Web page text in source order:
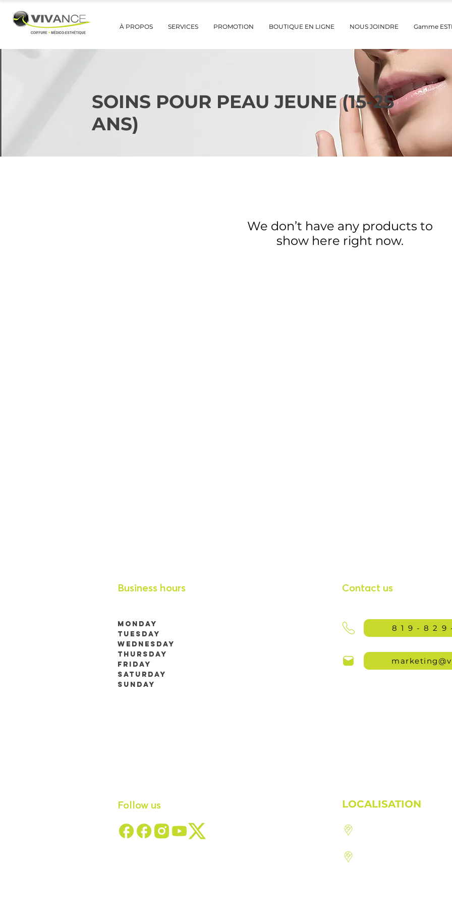
À PROPOS SERVICES PROMOTION BOUTIQUE EN LIGNE NOUS JOINDRE Gamme
SOINS POUR PEAU JEUNE (15-25
ANS)
We don’t have any products to
show here right now.
Business hours
Monday
Tuesday
Wednesday
Thursday
Friday
Saturday
Sunday
9h00 à 19h00 (RDV jusqu'à 21h)
9h00 à 19h00 (RDV jusqu'à 21h)
Contact us
819-
Follow us LOCALISATION